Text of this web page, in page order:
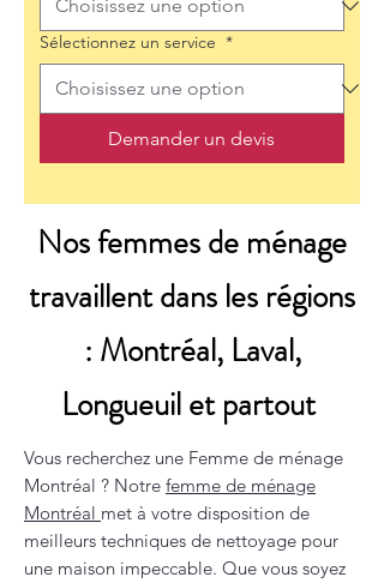
Sélectionnez un service *
Demander un devis
Nos femmes de ménage
travaillent dans les régions
: Montréal, Laval,
Longueuil et partout
Vous recherchez une Femme de ménage
Montréal ? Notre femme de ménage
Montréal met à votre disposition de
meilleurs techniques de nettoyage pour
une maison impeccable. Que vous soyez